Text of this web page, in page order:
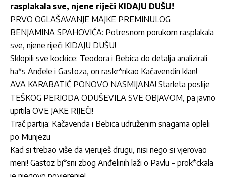
rasplakala sve, njene riječi KIDAJU DUŠU!
PRVO OGLAŠAVANJE MAJKE PREMINULOG
BENJAMINA SPAHOVIĆA: Potresnom porukom rasplakala
sve, njene riječi KIDAJU DUŠU!
Sklopili sve kockice: Teodora i Bebica do detalja analizirali
ha*s Anđele i Gastoza, on raskr*nkao Kačavendin klan!
AVA KARABATIĆ PONOVO NASMIJANA! Starleta poslije
TEŠKOG PERIODA ODUŠEVILA SVE OBJAVOM, pa javno
upitila OVE JAKE RIJEČI!
Trač partija: Kačavenda i Bebica udruženim snagama opleli
po Munjezu
Kad si trebao više da vjeruješ drugu, nisi nego si vjerovao
meni! Gastoz bj*sni zbog Anđelinih laži o Pavlu – prok*ckala